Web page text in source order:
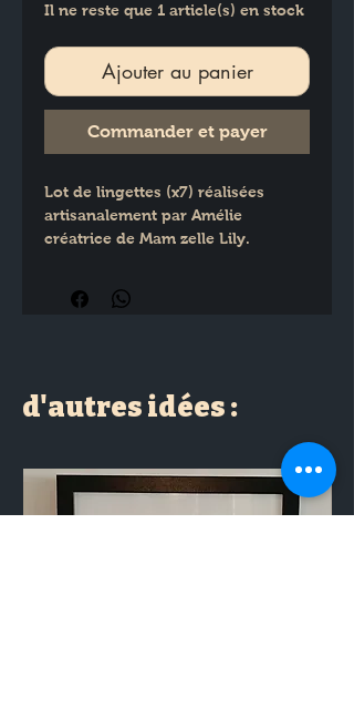
Il ne reste que 1 article(s) en stock
Ajouter au panier
Commander et payer
Lot de lingettes (x7) réalisées
artisanalement par Amélie
créatrice de Mam zelle Lily.
d'autres idées :